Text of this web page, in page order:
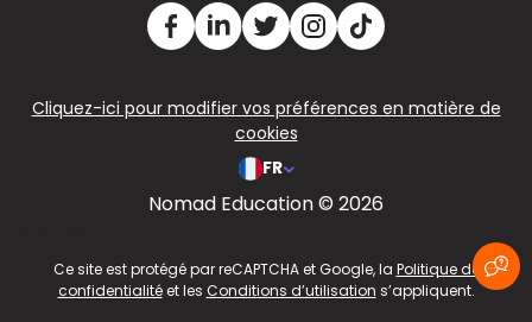
Cliquez-ici pour modifier vos préférences en matière de
cookies
FR
Nomad Education © 2026
Ce site est protégé par reCAPTCHA et Google, la Politique de
confidentialitéet les Conditions d’utilisation s’appliquent.